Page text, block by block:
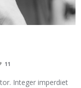
11
Integer imperdiet